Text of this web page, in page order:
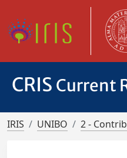
CRIS Current
IRIS UNIBO 2 -